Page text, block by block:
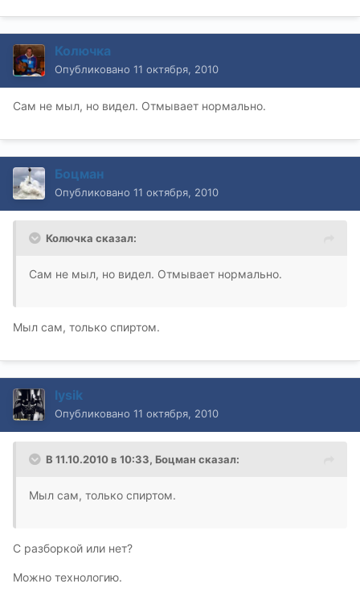
Колючка
Опубликовано 11 октября, 2010
Сам не мыл, но видел. Отмывает нормально.
Боцман
Опубликовано 11 октября, 2010
Колючка сказал:
Сам не мыл, но видел. Отмывает нормально.
Мыл сам, только спиртом.
lysik
Опубликовано 11 октября, 2010
В 11.10.2010 в 10:33, Боцман сказал:
Мыл сам, только спиртом.
С разборкой или нет?
Можно технологию.